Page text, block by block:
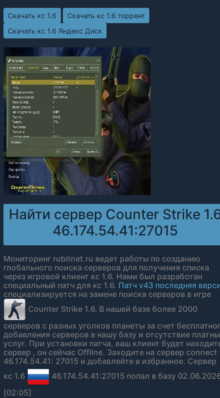
Скачать кс 1.6
Скачать кс 1.6 торрент
Скачать кс 1.6 Яндекс Диск
Найти сервер Counter Strike
46.174.54.41:27015
Мониторинг rubitnet.ru ведет работы по созданию
глобального поиска серверов для получения списка
через игровой клиент кс 1.6. Нами был разработан
специальный патч для кс 1.6. Патч v43 последняя
специализируется на замене поиска серверов в игре
Counter Strike 1.6. В нашей базе более 2000
серверов с разных уголков планеты за счет
добавления серверов в нашу базу и отсутствие
услуг. При установки патча, ваш клиент будет
сервер , он сейчас Offline. Заходите на сервер connect
46.174.54.41: 27015 и добавлейте в избранное. Сервер
кс 1.6
46.174.54.41:27015 попал в базу
[02:05]